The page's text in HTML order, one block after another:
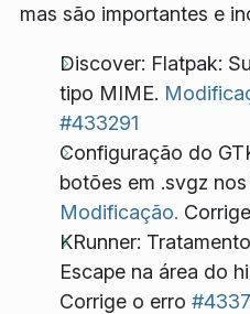
mas são importantes e
Discover: Flatpak:
tipo MIME.
#433291
Configuração do
botões em .svgz
Modificação.
KRunner:
Escape na área do
Corrige o erro